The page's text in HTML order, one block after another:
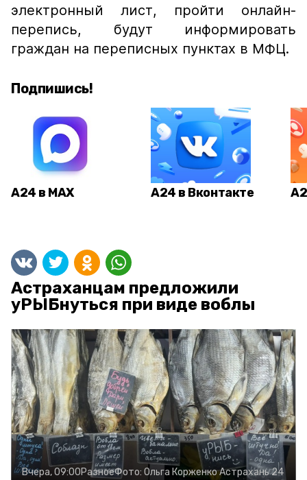
электронный лист, пройти онлайн-
перепись, будут информировать
граждан на переписных пунктах в МФЦ.
Подпишись!
А24 в MAX А24 в Вконтакте
Астраханцам предложили
уРЫБнуться при виде воблы
Вчера, 09:00РазноеФото: Ольга КорженкоАстрахань 24